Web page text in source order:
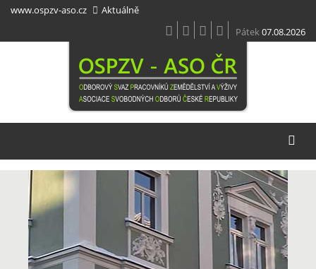
Přejít
obsahu
www.ospzv-aso.cz
Aktuálně
Pátek07.08.2026